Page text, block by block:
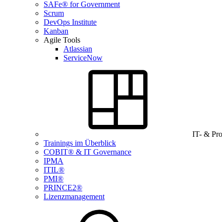
SAFe® for Government
Scrum
DevOps Institute
Kanban
Agile Tools
Atlassian
ServiceNow
IT- &
Trainings im Überblick
COBIT® & IT Governance
IPMA
ITIL®
PMI®
PRINCE2®
Lizenzmanagement